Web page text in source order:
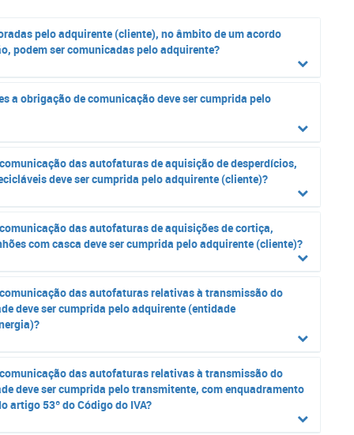
pelo adquirente (cliente), no âmbito de um acordo
podem ser comunicadas pelo adquirente?
a obrigação de comunicação deve ser cumprida pelo
das autofaturas de aquisição de desperdícios,
deve ser cumprida pelo adquirente (cliente)?
das autofaturas de aquisições de cortiça,
com casca deve ser cumprida pelo adquirente (cliente)?
das autofaturas relativas à transmissão do
deve ser cumprida pelo adquirente (entidade
das autofaturas relativas à transmissão do
deve ser cumprida pelo transmitente, com enquadramento
artigo 53º do Código do IVA?